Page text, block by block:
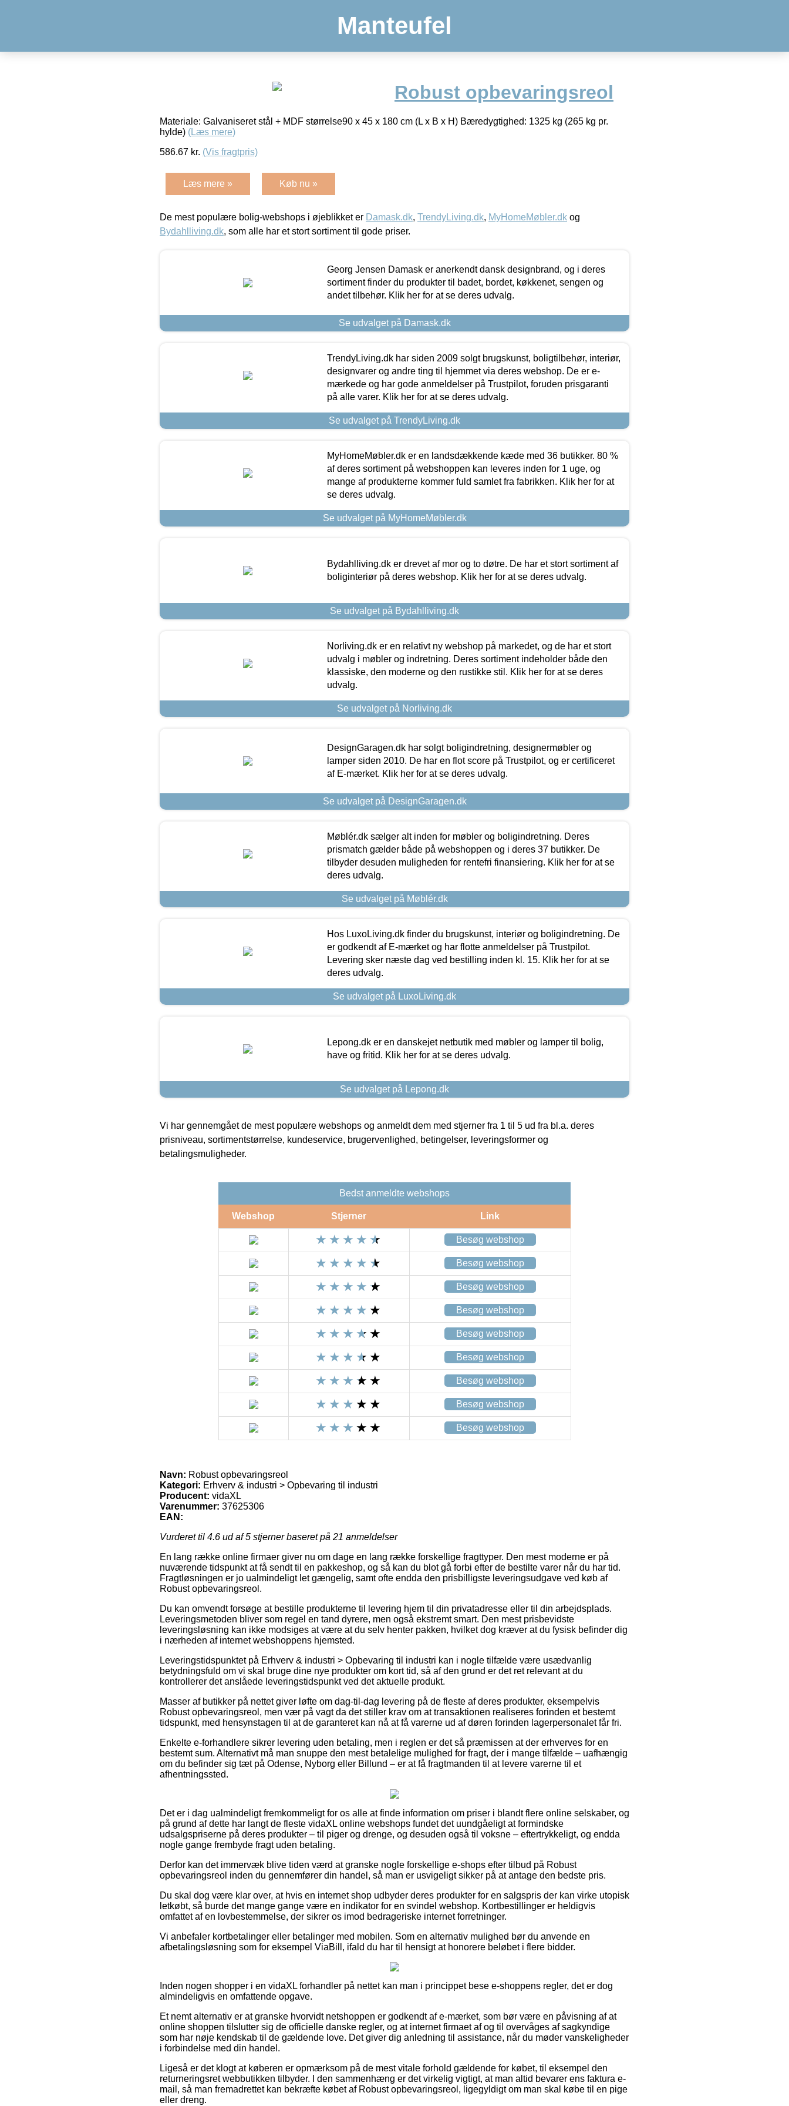
Manteufel
Robust opbevaringsreol
Materiale: Galvaniseret stål + MDF størrelse90 x 45 x 180 cm (L x B x H) Bæredygtighed: 1325 kg (265 kg pr.
hylde) (Læs mere)
586.67 kr. (Vis fragtpris)
Læs mere » Køb nu »
De mest populære bolig-webshops i øjeblikket er Damask.dk, TrendyLiving.dk, MyHomeMøbler.dk og
Bydahlliving.dk, som alle har et stort sortiment til gode priser.
Georg Jensen Damask er anerkendt dansk designbrand, og i deres
sortiment finder du produkter til badet, bordet, køkkenet, sengen og
andet tilbehør. Klik her for at se deres udvalg.
Se udvalget på Damask.dk
TrendyLiving.dk har siden 2009 solgt brugskunst, boligtilbehør, interiør,
designvarer og andre ting til hjemmet via deres webshop. De er e-
mærkede og har gode anmeldelser på Trustpilot, foruden prisgaranti
på alle varer. Klik her for at se deres udvalg.
Se udvalget på TrendyLiving.dk
MyHomeMøbler.dk er en landsdækkende kæde med 36 butikker. 80 %
af deres sortiment på webshoppen kan leveres inden for 1 uge, og
mange af produkterne kommer fuld samlet fra fabrikken. Klik her for at
se deres udvalg.
Se udvalget på MyHomeMøbler.dk
Bydahlliving.dk er drevet af mor og to døtre. De har et stort sortiment af
boliginteriør på deres webshop. Klik her for at se deres udvalg.
Se udvalget på Bydahlliving.dk
Norliving.dk er en relativt ny webshop på markedet, og de har et stort
udvalg i møbler og indretning. Deres sortiment indeholder både den
klassiske, den moderne og den rustikke stil. Klik her for at se deres
udvalg.
Se udvalget på Norliving.dk
DesignGaragen.dk har solgt boligindretning, designermøbler og
lamper siden 2010. De har en flot score på Trustpilot, og er certificeret
af E-mærket. Klik her for at se deres udvalg.
Se udvalget på DesignGaragen.dk
Møblér.dk sælger alt inden for møbler og boligindretning. Deres
prismatch gælder både på webshoppen og i deres 37 butikker. De
tilbyder desuden muligheden for rentefri finansiering. Klik her for at se
deres udvalg.
Se udvalget på Møblér.dk
Hos LuxoLiving.dk finder du brugskunst, interiør og boligindretning. De
er godkendt af E-mærket og har flotte anmeldelser på Trustpilot.
Levering sker næste dag ved bestilling inden kl. 15. Klik her for at se
deres udvalg.
Se udvalget på LuxoLiving.dk
Lepong.dk er en danskejet netbutik med møbler og lamper til bolig,
have og fritid. Klik her for at se deres udvalg.
Se udvalget på Lepong.dk
Vi har gennemgået de mest populære webshops og anmeldt dem med stjerner fra 1 til 5 ud fra bl.a. deres
prisniveau, sortimentstørrelse, kundeservice, brugervenlighed, betingelser, leveringsformer og
betalingsmuligheder.
Bedst anmeldte webshops
Webshop Stjerner Link
Besøg webshop
Besøg webshop
Besøg webshop
Besøg webshop
Besøg webshop
Besøg webshop
Besøg webshop
Besøg webshop
Besøg webshop
Navn: Robust opbevaringsreol
Kategori: Erhverv & industri > Opbevaring til industri
Producent: vidaXL
Varenummer: 37625306
EAN:
Vurderet til 4.6 ud af 5 stjerner baseret på 21 anmeldelser
En lang række online firmaer giver nu om dage en lang række forskellige fragttyper. Den mest moderne er på
nuværende tidspunkt at få sendt til en pakkeshop, og så kan du blot gå forbi efter de bestilte varer når du har tid.
Fragtløsningen er jo ualmindeligt let gængelig, samt ofte endda den prisbilligste leveringsudgave ved køb af
Robust opbevaringsreol.
Du kan omvendt forsøge at bestille produkterne til levering hjem til din privatadresse eller til din arbejdsplads.
Leveringsmetoden bliver som regel en tand dyrere, men også ekstremt smart. Den mest prisbevidste
leveringsløsning kan ikke modsiges at være at du selv henter pakken, hvilket dog kræver at du fysisk befinder dig
i nærheden af internet webshoppens hjemsted.
Leveringstidspunktet på Erhverv & industri > Opbevaring til industri kan i nogle tilfælde være usædvanlig
betydningsfuld om vi skal bruge dine nye produkter om kort tid, så af den grund er det ret relevant at du
kontrollerer det anslåede leveringstidspunkt ved det aktuelle produkt.
Masser af butikker på nettet giver løfte om dag-til-dag levering på de fleste af deres produkter, eksempelvis
Robust opbevaringsreol, men vær på vagt da det stiller krav om at transaktionen realiseres forinden et bestemt
tidspunkt, med hensynstagen til at de garanteret kan nå at få varerne ud af døren forinden lagerpersonalet får fri.
Enkelte e-forhandlere sikrer levering uden betaling, men i reglen er det så præmissen at der erhverves for en
bestemt sum. Alternativt må man snuppe den mest betalelige mulighed for fragt, der i mange tilfælde – uafhængig
om du befinder sig tæt på Odense, Nyborg eller Billund – er at få fragtmanden til at levere varerne til et
afhentningssted.
Det er i dag ualmindeligt fremkommeligt for os alle at finde information om priser i blandt flere online selskaber, og
på grund af dette har langt de fleste vidaXL online webshops fundet det uundgåeligt at formindske
udsalgspriserne på deres produkter – til piger og drenge, og desuden også til voksne – eftertrykkeligt, og endda
nogle gange frembyde fragt uden betaling.
Derfor kan det immervæk blive tiden værd at granske nogle forskellige e-shops efter tilbud på Robust
opbevaringsreol inden du gennemfører din handel, så man er usvigeligt sikker på at antage den bedste pris.
Du skal dog være klar over, at hvis en internet shop udbyder deres produkter for en salgspris der kan virke utopisk
letkøbt, så burde det mange gange være en indikator for en svindel webshop. Kortbestillinger er heldigvis
omfattet af en lovbestemmelse, der sikrer os imod bedrageriske internet forretninger.
Vi anbefaler kortbetalinger eller betalinger med mobilen. Som en alternativ mulighed bør du anvende en
afbetalingsløsning som for eksempel ViaBill, ifald du har til hensigt at honorere beløbet i flere bidder.
Inden nogen shopper i en vidaXL forhandler på nettet kan man i princippet bese e-shoppens regler, det er dog
almindeligvis en omfattende opgave.
Et nemt alternativ er at granske hvorvidt netshoppen er godkendt af e-mærket, som bør være en påvisning af at
online shoppen tilslutter sig de officielle danske regler, og at internet firmaet af og til overvåges af sagkyndige
som har nøje kendskab til de gældende love. Det giver dig anledning til assistance, når du møder vanskeligheder
i forbindelse med din handel.
Ligeså er det klogt at køberen er opmærksom på de mest vitale forhold gældende for købet, til eksempel den
returneringsret webbutikken tilbyder. I den sammenhæng er det virkelig vigtigt, at man altid bevarer ens faktura e-
mail, så man fremadrettet kan bekræfte købet af Robust opbevaringsreol, ligegyldigt om man skal købe til en pige
eller dreng.